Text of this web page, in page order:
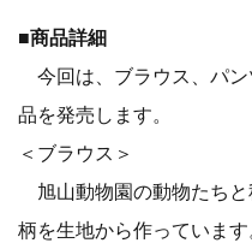
■商品詳細
今回は、ブラウス、パ
品を発売します。
＜ブラウス＞
旭山動物園の動物たちと
柄を生地から作っていま